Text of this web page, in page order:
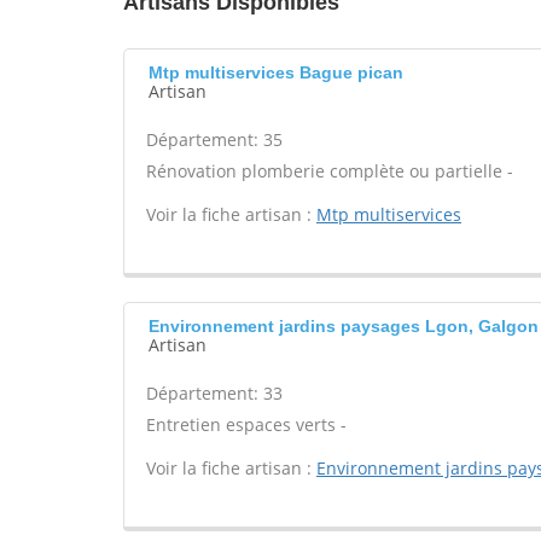
Mtp multiservices Bague pican
Artisan
Département: 35
Rénovation plomberie complète ou partielle -
Voir la fiche artisan : Mtp multiservices
Environnement jardins paysages Lgon, Galgon
Artisan
Département: 33
Entretien espaces verts -
Voir la fiche artisan : Environnement jardins